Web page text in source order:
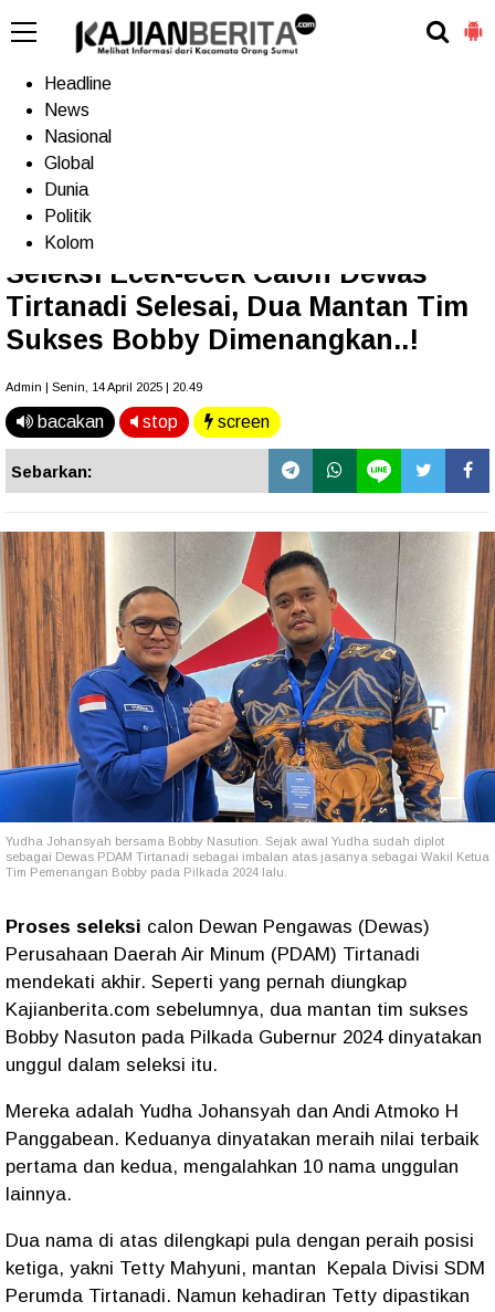
Home
Headline
News
Nasional
Global
Dunia
Politik
Kolom
Terkini
Seleksi Ecek-ecek Calon Dewas
Tirtanadi Selesai, Dua Mantan Tim
Sukses Bobby Dimenangkan..!
Admin | Senin, 14 April 2025 | 20.49
bacakan stop screen
Sebarkan:
Yudha Johansyah bersama Bobby Nasution. Sejak awal Yudha sudah diplot
sebagai Dewas PDAM Tirtanadi sebagai imbalan atas jasanya sebagai Wakil Ketua
Tim Pemenangan Bobby pada Pilkada 2024 lalu.
Proses seleksi calon Dewan Pengawas (Dewas)
Perusahaan Daerah Air Minum (PDAM) Tirtanadi
mendekati akhir. Seperti yang pernah diungkap
Kajianberita.com sebelumnya, dua mantan tim sukses
Bobby Nasuton pada Pilkada Gubernur 2024 dinyatakan
unggul dalam seleksi itu.
Mereka adalah Yudha Johansyah dan Andi Atmoko H
Panggabean. Keduanya dinyatakan meraih nilai terbaik
pertama dan kedua, mengalahkan 10 nama unggulan
lainnya.
Dua nama di atas dilengkapi pula dengan peraih posisi
ketiga, yakni Tetty Mahyuni, mantan Kepala Divisi SDM
Perumda Tirtanadi. Namun kehadiran Tetty dipastikan